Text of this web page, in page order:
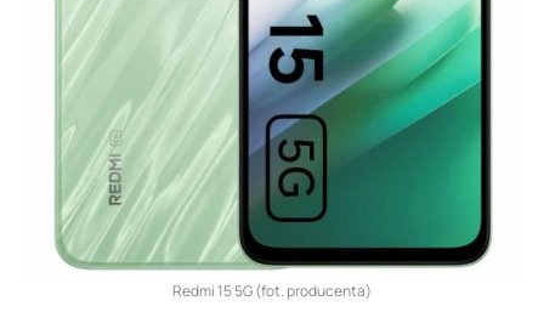
Redmi 15 5G (fot. producenta)